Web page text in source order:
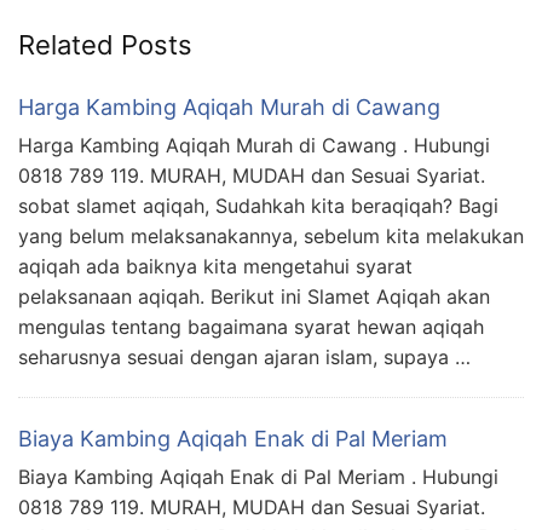
Related Posts
Harga Kambing Aqiqah Murah di Cawang
Harga Kambing Aqiqah Murah di Cawang . Hubungi
0818 789 119. MURAH, MUDAH dan Sesuai Syariat.
sobat slamet aqiqah, Sudahkah kita beraqiqah? Bagi
yang belum melaksanakannya, sebelum kita melakukan
aqiqah ada baiknya kita mengetahui syarat
pelaksanaan aqiqah. Berikut ini Slamet Aqiqah akan
mengulas tentang bagaimana syarat hewan aqiqah
seharusnya sesuai dengan ajaran islam, supaya …
Biaya Kambing Aqiqah Enak di Pal Meriam
Biaya Kambing Aqiqah Enak di Pal Meriam . Hubungi
0818 789 119. MURAH, MUDAH dan Sesuai Syariat.